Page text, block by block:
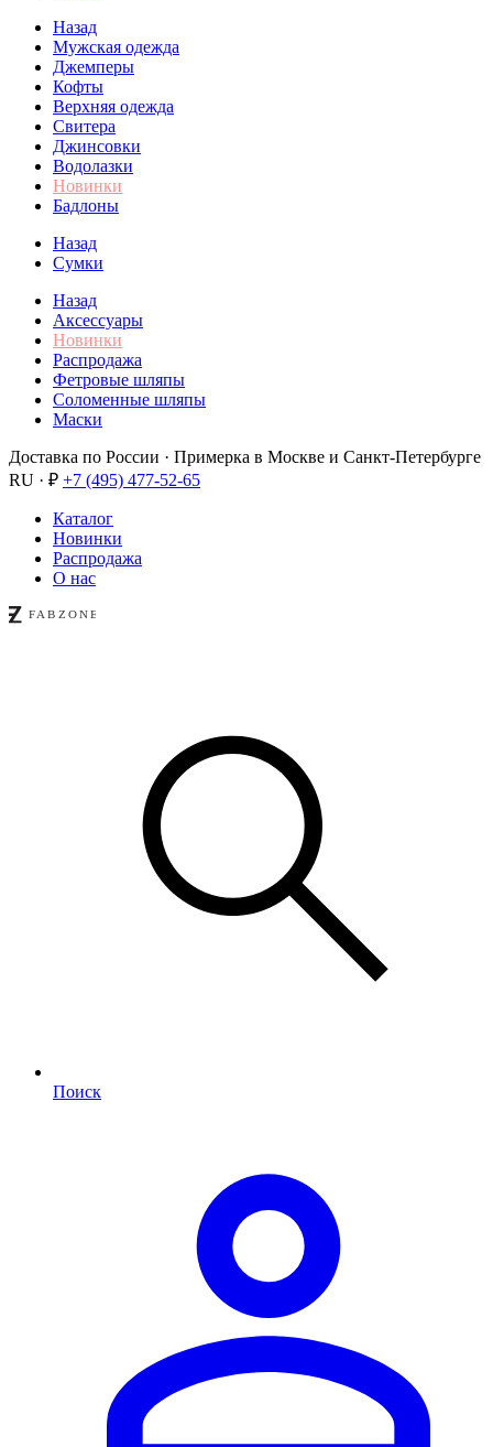
Назад
Мужская одежда
Джемперы
Кофты
Верхняя одежда
Свитера
Джинсовки
Водолазки
Новинки
Бадлоны
Назад
Сумки
Назад
Аксессуары
Новинки
Распродажа
Фетровые шляпы
Соломенные шляпы
Маски
Доставка по России · Примерка в Москве и Санкт-Петербурге
RU · ₽ +7 (495) 477-52-65
Каталог
Новинки
Распродажа
О нас
Поиск